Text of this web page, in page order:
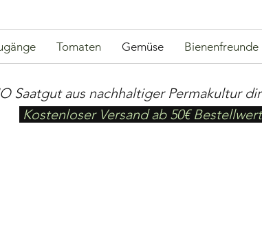
Tomaten Gemüse Bienenfreunde
Saatgut aus nachhaltiger Permakultur
Kostenloser Versand ab 50€